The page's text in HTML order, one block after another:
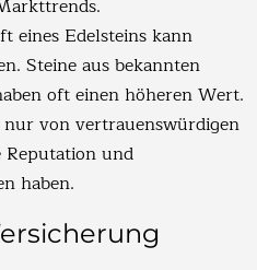
eines Edelsteins kann
Steine aus bekannten
oft einen höheren Wert.
nur von vertrauenswürdigen
Reputation und
haben.